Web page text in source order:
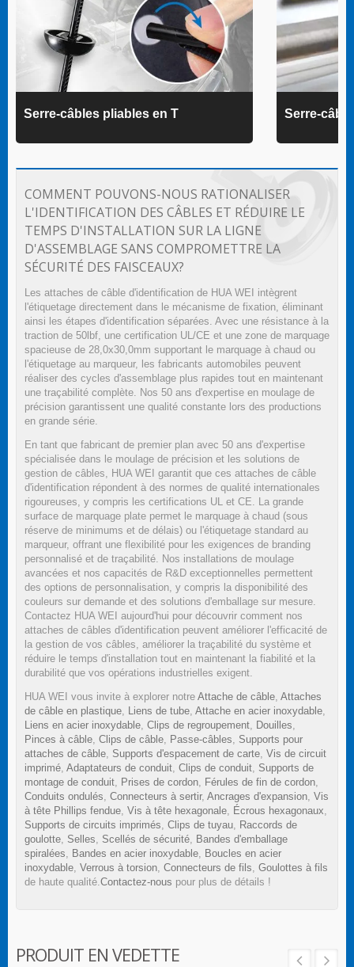
Serre-câbles pliables en T Serre-
COMMENT POUVONS-NOUS RATIONALISER
L'IDENTIFICATION DES CÂBLES ET RÉDUIRE LE
TEMPS D'INSTALLATION SUR LA LIGNE
D'ASSEMBLAGE SANS COMPROMETTRE LA
SÉCURITÉ DES FAISCEAUX?
Les attaches de câble d'identification de HUA WEI intègrent
l'étiquetage directement dans le mécanisme de fixation, éliminant
ainsi les étapes d'identification séparées. Avec une résistance à la
traction de 50lbf, une certification UL/CE et une zone de marquage
spacieuse de 28,0x30,0mm supportant le marquage à chaud ou
l'étiquetage au marqueur, les fabricants automobiles peuvent
réaliser des cycles d'assemblage plus rapides tout en maintenant
une traçabilité complète. Nos 50 ans d'expertise en moulage de
précision garantissent une qualité constante lors des productions
en grande série.
En tant que fabricant de premier plan avec 50 ans d'expertise
spécialisée dans le moulage de précision et les solutions de
gestion de câbles, HUA WEI garantit que ces attaches de câble
d'identification répondent à des normes de qualité internationales
rigoureuses, y compris les certifications UL et CE. La grande
surface de marquage plate permet le marquage à chaud (sous
réserve de minimums et de délais) ou l'étiquetage standard au
marqueur, offrant une flexibilité pour les exigences de branding
personnalisé et de traçabilité. Nos installations de moulage
avancées et nos capacités de R&D exceptionnelles permettent
des options de personnalisation, y compris la disponibilité des
couleurs sur demande et des solutions d'emballage sur mesure.
Contactez HUA WEI aujourd'hui pour découvrir comment nos
attaches de câbles d'identification peuvent améliorer l'efficacité de
la gestion de vos câbles, améliorer la traçabilité du système et
réduire le temps d'installation tout en maintenant la fiabilité et la
durabilité que vos opérations industrielles exigent.
HUA WEI vous invite à explorer notre Attache de câble Attaches
de câble en plastique Liens de tube Attache en acier inoxydable
Liens en acier inoxydable Clips de regroupement Douilles
Pinces à câble Clips de câble Passe-câbles
Supports pour
attaches de câble Supports d'espacement de carte Vis de circuit
imprimé Adaptateurs de conduit Clips de conduit Supports de
montage de conduit Prises de cordon Férules de fin de cordon
Conduits ondulés Connecteurs à sertir, Ancrages d'expansion Vis
à tête Phillips fendue Vis à tête hexagonale Écrous hexagonaux
Supports de circuits imprimés Clips de tuyau Raccords de
goulotte Selles Scellés de sécurité Bandes d'emballage
spiralées
Bandes en acier inoxydable Boucles en acier
inoxydable Verrous à torsion Connecteurs de fils Goulottes à fils
de haute qualité. Contactez-nous pour plus de détails !
PRODUIT EN VEDETTE